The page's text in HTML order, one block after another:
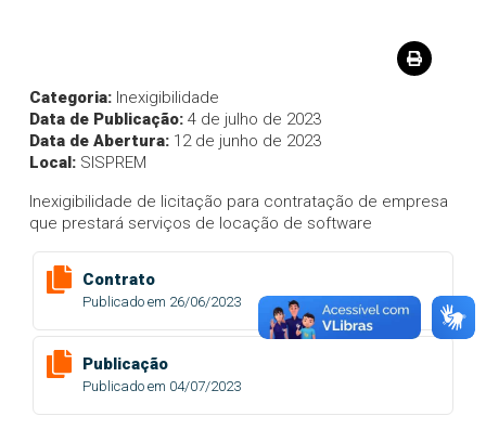
Categoria: Inexigibilidade
Data de Publicação: 4 de julho de 2023
Data de Abertura: 12 de junho de 2023
Local: SISPREM
Inexigibilidade de licitação para contratação de empresa
que prestará serviços de locação de software
Contrato
Publicado em 26/06/2023
Publicação
Publicado em 04/07/2023